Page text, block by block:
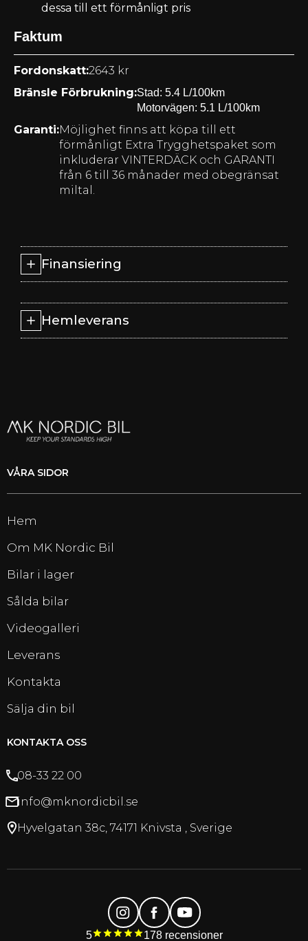
dessa till ett förmånligt pris
Faktum
Fordonskatt:2643 kr
Bränsle Förbrukning:Stad: 5.4 L/100km
Motorvägen: 5.1 L/100km
Garanti:Möjlighet finns att köpa till ett
förmånligt Extra Trygghetspaket som
inkluderar VINTERDÄCK och GARANTI
från 6 till 36 månader med obegränsat
miltal.
Finansiering
Hemleverans
VÅRA SIDOR
Hem
Om MK Nordic Bil
Bilar i lager
Sålda bilar
Videogalleri
Leverans
Kontakta
Sälja din bil
KONTAKTA OSS
08-33 22 00
info@mknordicbil.se
Hyvelgatan 38c, 74171 Knivsta , Sverige
5 178recensioner